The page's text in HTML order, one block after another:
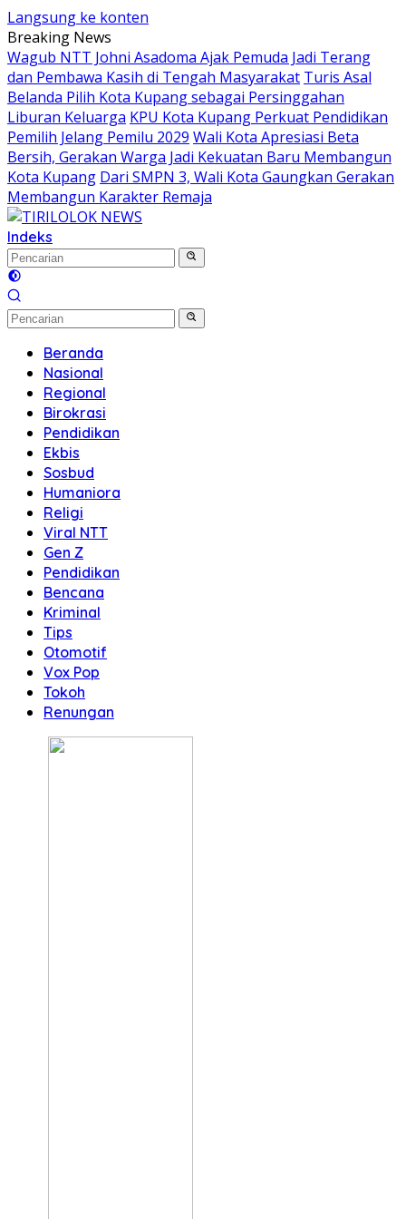
Langsung ke konten
Breaking News
Wagub NTT Johni Asadoma Ajak Pemuda Jadi Terang
dan Pembawa Kasih di Tengah Masyarakat Turis Asal
Belanda Pilih Kota Kupang sebagai Persinggahan
Liburan Keluarga KPU Kota Kupang Perkuat Pendidikan
Pemilih Jelang Pemilu 2029 Wali Kota Apresiasi Beta
Bersih, Gerakan Warga Jadi Kekuatan Baru Membangun
Kota Kupang Dari SMPN 3, Wali Kota Gaungkan Gerakan
Membangun Karakter Remaja
Indeks
Beranda
Nasional
Regional
Birokrasi
Pendidikan
Ekbis
Sosbud
Humaniora
Religi
Viral NTT
Gen Z
Pendidikan
Bencana
Kriminal
Tips
Otomotif
Vox Pop
Tokoh
Renungan